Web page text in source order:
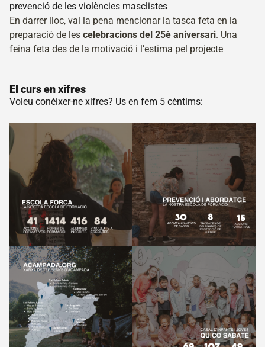
Coneix
l’Escola
Forca
Formacions
Preguntes
Espai
intern
Acampada
Coneix
Acampada
Terrenys
Normativa
Preguntes
freqüents
Actualitat
Botiga
prevenció de les violències masclistes
En darrer lloc, val la pena mencionar la tasca feta en la
preparació de les celebracions del 25è aniversari. Una
feina feta des de la motivació i l’estima pel projecte
El curs en xifres
Voleu conèixer-ne xifres? Us en fem 5 cèntims: